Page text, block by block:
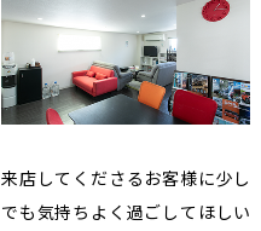
来店してくださるお客様に少し
でも気持ちよく過ごしてほしい